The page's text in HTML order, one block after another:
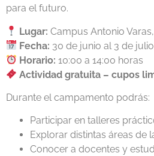
para el futuro.
Lugar: Campus Antonio
Fecha: 30 de junio al 3 de
Horario: 10:00 a 14:00 horas
Actividad gratuita – cupos
Durante el campamento podrás:
Participar en talleres
Explorar distintas áreas de
Conocer a docentes y